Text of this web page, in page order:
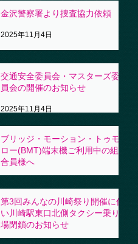
金沢警察署より捜査協力依頼
2025年11月4日
交通安全委員会・マスターズ委
員会の開催のお知らせ
2025年11月4日
ブリッジ・モーション・トゥモ
ロー(BMT)端末機ご利用中の組
合員様へ
第3回みんなの川崎祭り開催に伴
い川崎駅東口北側タクシー乗り
場閉鎖のお知らせ